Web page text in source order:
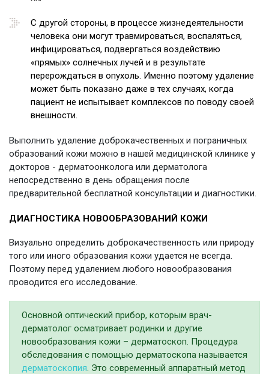
С другой стороны, в процессе жизнедеятельности
человека они могут травмироваться, воспаляться,
инфицироваться, подвергаться воздействию
«прямых» солнечных лучей и в результате
перерождаться в опухоль. Именно поэтому удаление
может быть показано даже в тех случаях, когда
пациент не испытывает комплексов по поводу своей
внешности.
Выполнить удаление доброкачественных и пограничных
образований кожи можно в нашей медицинской клинике у
докторов - дерматоонколога или дерматолога
непосредственно в день обращения после
предварительной бесплатной консультации и диагностики.
ДИАГНОСТИКА НОВООБРАЗОВАНИЙ КОЖИ
Визуально определить доброкачественность или природу
того или иного образования кожи удается не всегда.
Поэтому перед удалением любого новообразования
проводится его исследование.
Основной оптический прибор, которым врач-
дерматолог осматривает родинки и другие
новообразования кожи – дерматоскоп. Процедура
обследования с помощью дерматоскопа называется
дерматоскопия. Это современный аппаратный метод